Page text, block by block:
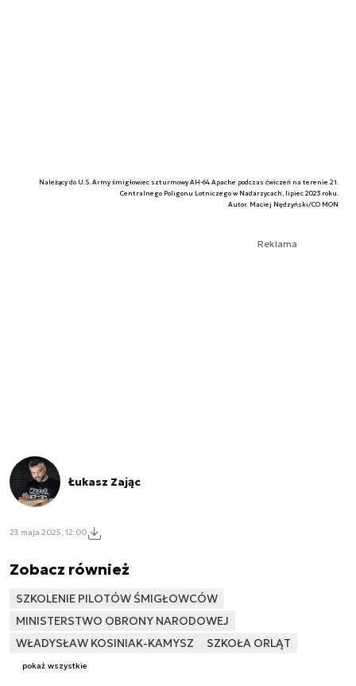
Należący do U.S. Army śmigłowiec szturmowy AH-64 Apache podczas ćwiczeń na terenie 21.
Centralnego Poligonu Lotniczego w Nadarzycach, lipiec 2023 roku.
Autor. Maciej Nędzyński/CO MON
Reklama
Łukasz Zając
23 maja 2025, 12:00
Zobacz również
SZKOLENIE PILOTÓW ŚMIGŁOWCÓW
MINISTERSTWO OBRONY NARODOWEJ
WŁADYSŁAW KOSINIAK-KAMYSZ
SZKOŁA ORLĄT
pokaż wszystkie